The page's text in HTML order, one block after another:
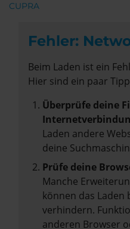
CUPRA
Fehler:
Beim Laden ist ein
Hier sind ein paar
Überprüfe deine
Laden andere
deine
Prüfe deine
Manche
können das Laden
verhindern.
anderen Browser